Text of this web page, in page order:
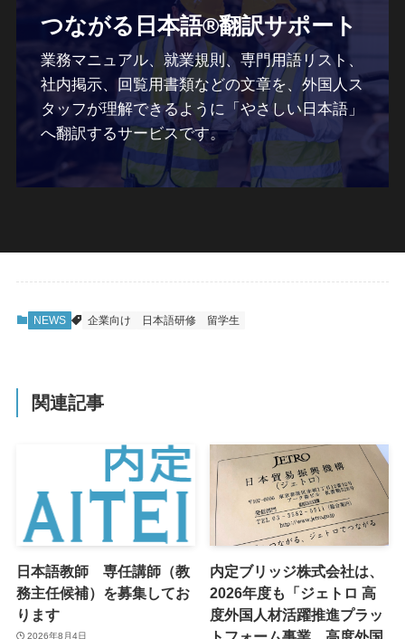
つながる日本語®翻訳サポート
業務マニュアル、就業規則、専門用語リスト、
社内掲示、回覧用書類などの文章を、外国人ス
タッフが理解できるように「やさしい日本語」
へ翻訳するサービスです。
NEWS 企業向け 日本語研修 留学生
関連記事
日本語教師 専任講師（教
務主任候補）を募集してお
ります
2026年8月4日
内定ブリッジ株式会社は、
2026年度も「ジェトロ 高
度外国人材活躍推進プラッ